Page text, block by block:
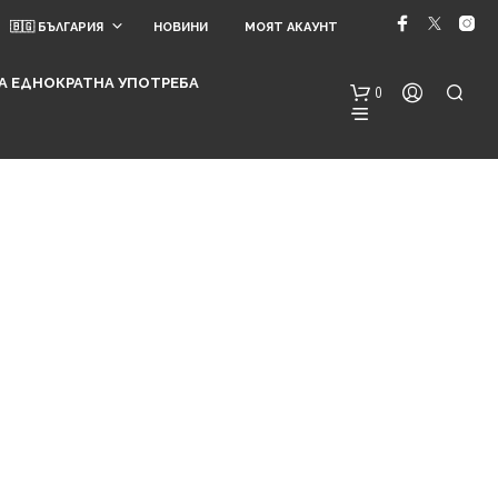
🇧🇬 БЪЛГАРИЯ НОВИНИ МОЯТ АКАУНТ
ЕДНОКРАТНА УПОТРЕБА
0